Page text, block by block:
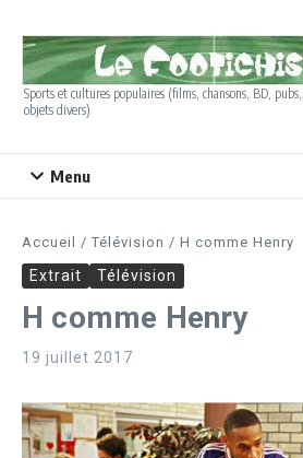
Sports et cultures populaires (films, chansons, BD,
objets divers)
Menu
Accueil / Télévision / H comme Henry
Extrait Télévision
H comme Henry
19 juillet 2017